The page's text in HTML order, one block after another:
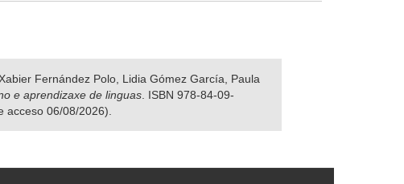
Fernández Polo, Lidia Gómez García, Paula
e aprendizaxe de linguas . ISBN 978-84-09-
acceso 06/08/2026).